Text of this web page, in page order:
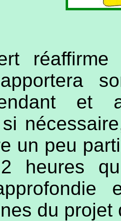
réaffirme
et
un peu
heures
du